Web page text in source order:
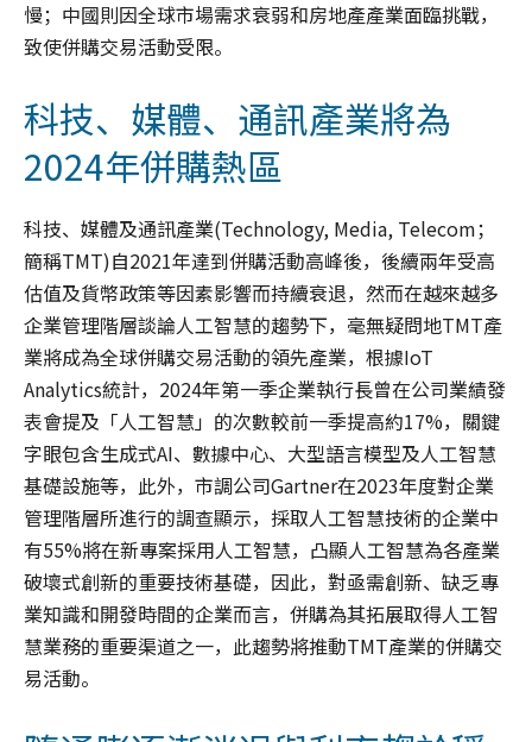
慢；中國則因全球市場需求衰弱和房地產產業面臨挑戰，
致使併購交易活動受限。
科技、媒體、通訊產業將為
2024年併購熱區
科技、媒體及通訊產業(Technology, Media, Telecom；
簡稱TMT)自2021年達到併購活動高峰後，後續兩年受高
估值及貨幣政策等因素影響而持續衰退，然而在越來越多
企業管理階層談論人工智慧的趨勢下，毫無疑問地TMT產
業將成為全球併購交易活動的領先產業，根據IoT
Analytics統計，2024年第一季企業執行長曾在公司業績發
表會提及「人工智慧」的次數較前一季提高約17%，關鍵
字眼包含生成式AI、數據中心、大型語言模型及人工智慧
基礎設施等，此外，市調公司Gartner在2023年度對企業
管理階層所進行的調查顯示，採取人工智慧技術的企業中
有55%將在新專案採用人工智慧，凸顯人工智慧為各產業
破壞式創新的重要技術基礎，因此，對亟需創新、缺乏專
業知識和開發時間的企業而言，併購為其拓展取得人工智
慧業務的重要渠道之一，此趨勢將推動TMT產業的併購交
易活動。